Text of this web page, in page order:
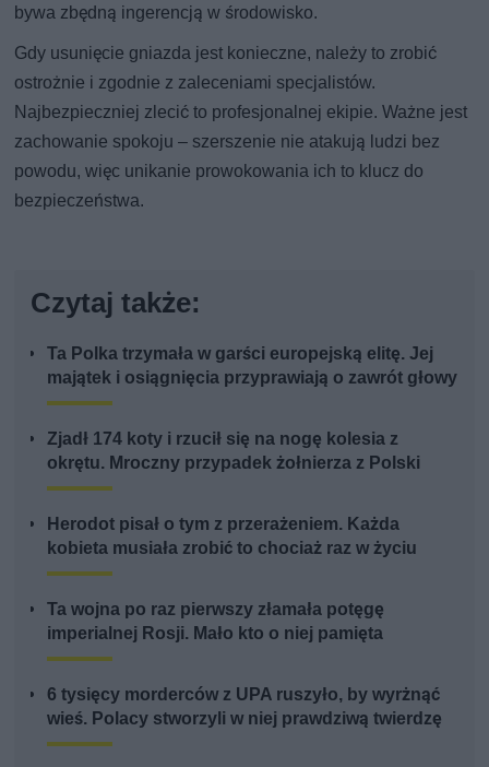
bywa zbędną ingerencją w środowisko.
Gdy usunięcie gniazda jest konieczne, należy to zrobić
ostrożnie i zgodnie z zaleceniami specjalistów.
Najbezpieczniej zlecić to profesjonalnej ekipie. Ważne jest
zachowanie spokoju – szerszenie nie atakują ludzi bez
powodu, więc unikanie prowokowania ich to klucz do
bezpieczeństwa.
Czytaj także:
Ta Polka trzymała w garści europejską elitę. Jej
majątek i osiągnięcia przyprawiają o zawrót głowy
Zjadł 174 koty i rzucił się na nogę kolesia z
okrętu. Mroczny przypadek żołnierza z Polski
Herodot pisał o tym z przerażeniem. Każda
kobieta musiała zrobić to chociaż raz w życiu
Ta wojna po raz pierwszy złamała potęgę
imperialnej Rosji. Mało kto o niej pamięta
6 tysięcy morderców z UPA ruszyło, by wyrżnąć
wieś. Polacy stworzyli w niej prawdziwą twierdzę